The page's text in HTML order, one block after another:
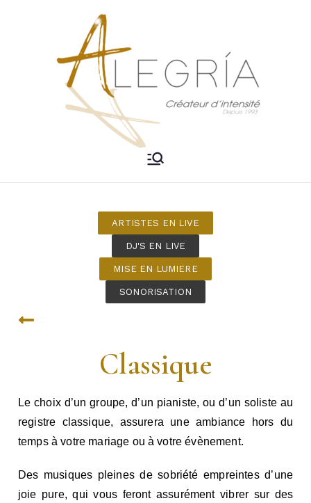
ALEGRIA –
DJ Mariage
Bordeaux
Créateur d'intensité
ARTISTES EN LIVE
DJ'S EN LIVE
MISE EN LUMIERE
SONORISATION
Classique
Le choix d’un groupe, d’un pianiste, ou d’un soliste au
registre classique, assurera une ambiance hors du
temps à votre mariage ou à votre évènement.
Des musiques pleines de sobriété empreintes d’une
joie pure, qui vous feront assurément vibrer sur des